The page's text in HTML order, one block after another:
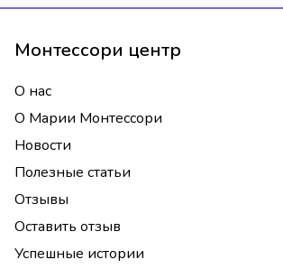
Монтессори центр
О нас
О Марии Монтессори
Новости
Полезные статьи
Отзывы
Оставить отзыв
Успешные истории